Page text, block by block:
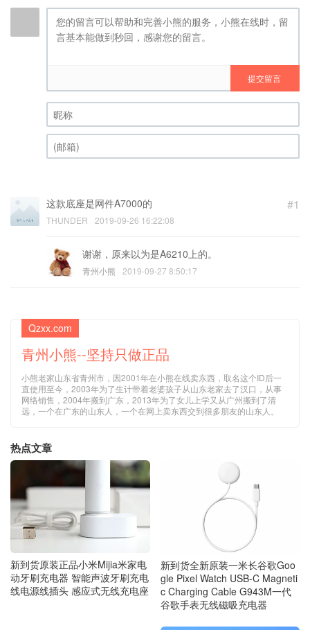
提交留言
昵称 (必填)
#1
这款底座是网件A7000的
THUNDER 2019-09-26 16:22:08
谢谢，原来以为是A6210上的。
青州小熊 2019-09-27 8:50:17
Qzxx.com
青州小熊--坚持只做正品
小熊老家山东省青州市，因2001年在小熊在线卖东西，取名这个ID后一
直使用至今，2003年为了生计带着老婆孩子从山东老家去了汉口，从事
网络销售，2004年搬到广东，2013年为了女儿上学又从广州搬到了清
远，一个在广东的山东人，一个在网上卖东西交到很多朋友的山东人。
热点文章
新到货原装正品小米Mijia米家电
动牙刷充电器 智能声波牙刷充电
线电源线插头 感应式无线充电座
新到货全新原装一米长谷歌Goo
gle Pixel Watch USB-C Magneti
c Charging Cable G943M一代
谷歌手表无线磁吸充电器